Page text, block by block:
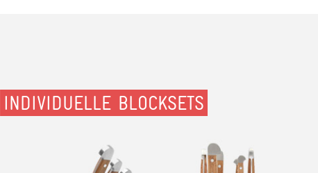
INDIVIDUELLE BLOCKSETS